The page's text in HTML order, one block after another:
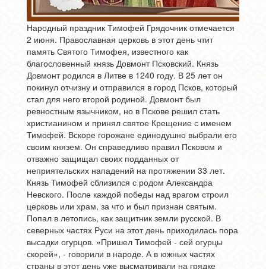
Народный праздник Тимофей Грядочник отмечается
2 июня. Православная церковь в этот день чтит
память Святого Тимофея, известного как
благословенный князь Довмонт Псковский. Князь
Довмонт родился в Литве в 1240 году. В 25 лет он
покинул отчизну и отправился в город Псков, который
стал для него второй родиной. Довмонт был
ревностным язычником, но в Пскове решил стать
христианином и принял святое Крещение с именем
Тимофей. Вскоре горожане единодушно выбрали его
своим князем. Он справедливо правил Псковом и
отважно защищал своих подданных от
неприятельских нападений на протяжении 33 лет.
Князь Тимофей сблизился с родом Александра
Невского. После каждой победы над врагом строил
церковь или храм, за что и был признан святым.
Попал в летопись, как защитник земли русской. В
северных частях Руси на этот день приходилась пора
высадки огурцов. «Пришел Тимофей - сей огурцы
скорей», - говорили в народе. А в южных частях
страны в этот день уже высматривали на грядке